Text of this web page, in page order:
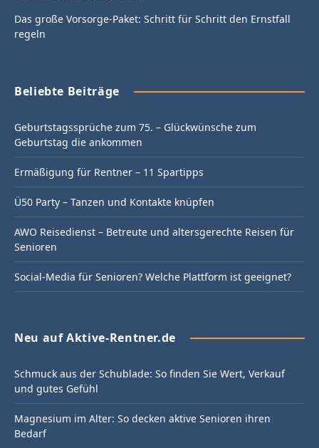
Das große Vorsorge-Paket: Schritt für Schritt den Ernstfall
regeln
Beliebte Beiträge
Geburtstagssprüche zum 75. – Glückwünsche zum
Geburtstag die ankommen
Ermäßigung für Rentner – 11 Spartipps
Ü50 Party – Tanzen und Kontakte knüpfen
AWO Reisedienst – Betreute und altersgerechte Reisen für
Senioren
Social-Media für Senioren? Welche Plattform ist geeignet?
Neu auf Aktive-Rentner.de
Schmuck aus der Schublade: So finden Sie Wert, Verkauf
und gutes Gefühl
Magnesium im Alter: So decken aktive Senioren ihren
Bedarf